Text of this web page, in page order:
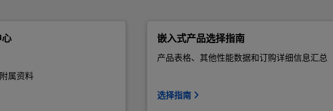
属资料
嵌入式产品选择指南
产品表格、其他性能数据和订购详细信息汇总
选择指南